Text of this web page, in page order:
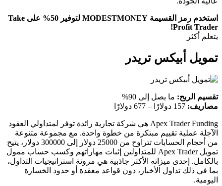
استخدم رمز القسيمة MODESTMONEY لتوفير 50% على Take
Profit Trader!
يتعلم أكثر
تمويل أبيكس تريدر
تقسيم الربح: ما يصل إلى 90%
مصاريف:
Apex Trader Funding هي شركة تجارية رائدة توفر لمتداولي العقود
الآجلة عملية تقييم مبتكرة من خطوة واحدة. مع مجموعة متنوعة
من أحجام الحسابات تتراوح من 25000 دولار إلى 300000 دولار، يتيح
تمويل Apex Trader للمتداولين إثبات مهاراتهم وكسب حساب ممول
بالكامل. إحدى ميزاته الأكثر جاذبية هي مرونة استراتيجيات التداول،
بما في ذلك تداول الأخبار، دون قواعد معقدة أو حدود الخسارة
اليومية.